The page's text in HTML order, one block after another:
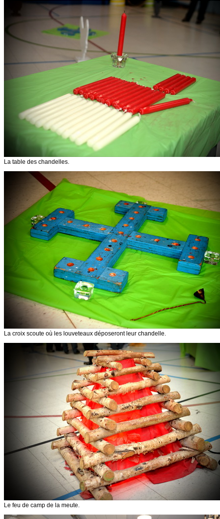
La table des chandelles.
La croix scoute où les louveteaux déposeront leur chandelle.
Le feu de camp de la meute.